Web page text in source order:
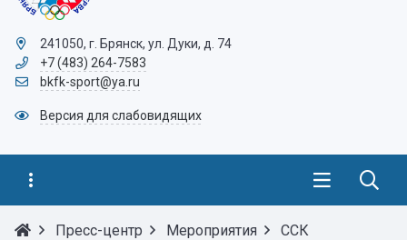
241050, г. Брянск, ул. Дуки, д. 74
+7 (483) 264-7583
bkfk-sport@ya.ru
Версия для слабовидящих
Пресс-центр Мероприятия
ССК